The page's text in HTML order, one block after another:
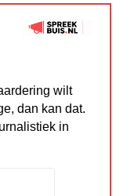
wilt
dan kan dat.
in